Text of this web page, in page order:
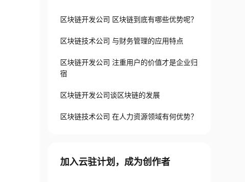
区块链开发公司 区块链到底有哪些优势呢？
区块链技术公司 与财务管理的应用特点
区块链开发公司 注重用户的价值才是企业归
宿
区块链开发公司谈区块链的发展
区块链技术公司 在人力资源领域有何优势？
加入云驻计划，成为创作者